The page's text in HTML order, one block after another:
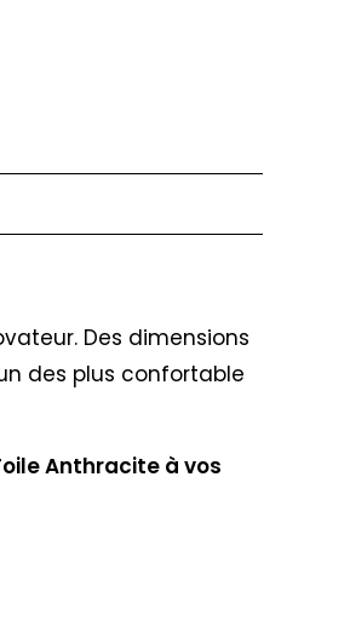
Des dimensions
des plus confortable
Anthracite à vos